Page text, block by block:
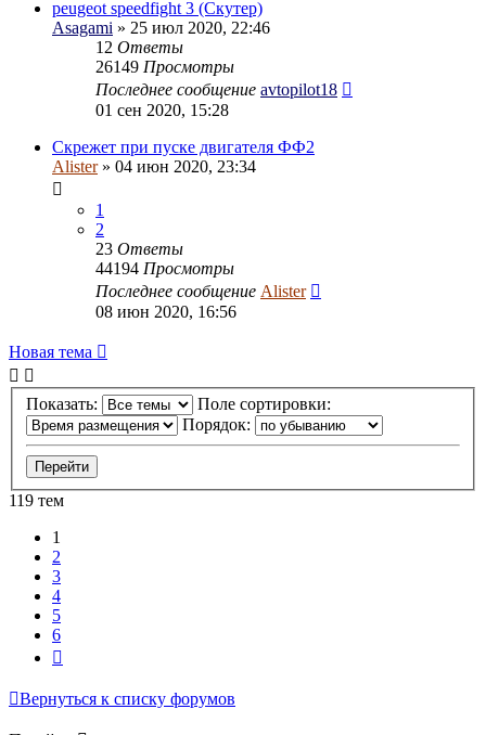
peugeot speedfight 3 (Скутер)
Asagami » 25 июл 2020, 22:46
12 Ответы
26149 Просмотры
Последнее сообщение avtopilot18
01 сен 2020, 15:28
Скрежет при пуске двигателя ФФ2
Alister» 04 июн 2020, 23:34
1
2
23 Ответы
44194 Просмотры
Последнее сообщение Alister
08 июн 2020, 16:56
Новая тема
Показать:
Поле сортировки:
Порядок:
119 тем
1
2
3
4
5
6
Вернуться к списку форумов